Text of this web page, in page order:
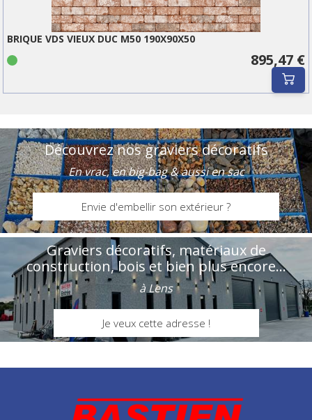
BRIQUE VDS VIEUX DUC M50 190X90X50
895,47 €
Découvrez nos graviers décoratifs
En vrac, en big-bag & aussi en sac
Envie d'embellir son extérieur ?
Graviers décoratifs, matériaux de
construction, bois et bien plus encore...
à Lens
Je veux cette adresse !